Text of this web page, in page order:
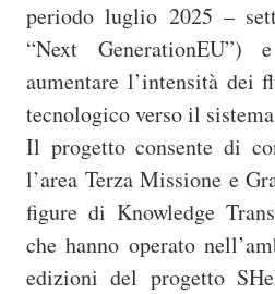
periodo luglio 2025 –
“Next
aumentare l’intensità dei
tecnologico verso il
Il progetto consente di
l’area Terza Missione e
figure di Knowledge
che hanno operato
edizioni del progetto